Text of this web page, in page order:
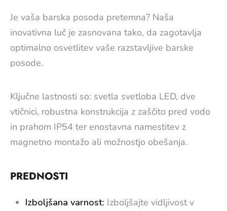
Je vaša barska posoda pretemna? Naša
inovativna luč je zasnovana tako, da zagotavlja
optimalno osvetlitev vaše razstavljive barske
posode.
Ključne lastnosti so: svetla svetloba LED, dve
vtičnici, robustna konstrukcija z zaščito pred vodo
in prahom IP54 ter enostavna namestitev z
magnetno montažo ali možnostjo obešanja.
PREDNOSTI
Izboljšana varnost: Izboljšajte vidljivost v